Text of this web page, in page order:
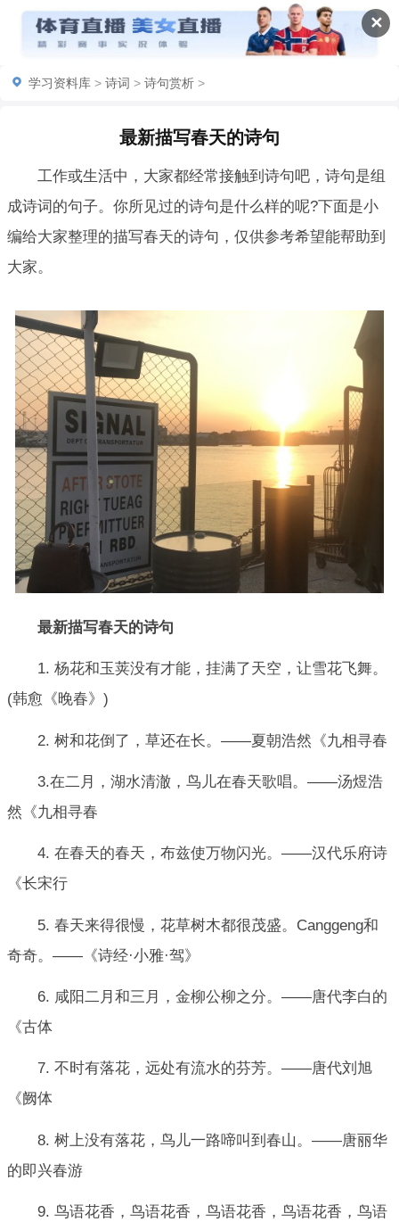
✕
学习资料库 > 诗词 > 诗句赏析 >
最新描写春天的诗句
工作或生活中，大家都经常接触到诗句吧，诗句是组
成诗词的句子。你所见过的诗句是什么样的呢?下面是小
编给大家整理的描写春天的诗句，仅供参考希望能帮助到
大家。
最新描写春天的诗句
1. 杨花和玉荚没有才能，挂满了天空，让雪花飞舞。
(韩愈《晚春》)
2. 树和花倒了，草还在长。——夏朝浩然《九相寻春
3.在二月，湖水清澈，鸟儿在春天歌唱。——汤煜浩
然《九相寻春
4. 在春天的春天，布兹使万物闪光。——汉代乐府诗
《长宋行
5. 春天来得很慢，花草树木都很茂盛。Canggeng和
奇奇。——《诗经·小雅·驾》
6. 咸阳二月和三月，金柳公柳之分。——唐代李白的
《古体
7. 不时有落花，远处有流水的芬芳。——唐代刘旭
《阙体
8. 树上没有落花，鸟儿一路啼叫到春山。——唐丽华
的即兴春游
9. 鸟语花香，鸟语花香，鸟语花香，鸟语花香，鸟语